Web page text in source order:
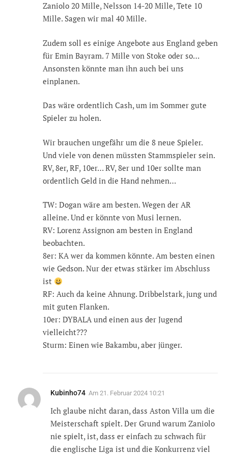
Zaniolo 20 Mille, Nelsson 14-20 Mille, Tete 10
Mille. Sagen wir mal 40 Mille.
Zudem soll es einige Angebote aus England geben
für Emin Bayram. 7 Mille von Stoke oder so…
Ansonsten könnte man ihn auch bei uns
einplanen.
Das wäre ordentlich Cash, um im Sommer gute
Spieler zu holen.
Wir brauchen ungefähr um die 8 neue Spieler.
Und viele von denen müssten Stammspieler sein.
RV, 8er, RF, 10er… RV, 8er und 10er sollte man
ordentlich Geld in die Hand nehmen…
TW: Dogan wäre am besten. Wegen der AR
alleine. Und er könnte von Musi lernen.
RV: Lorenz Assignon am besten in England
beobachten.
8er: KA wer da kommen könnte. Am besten einen
wie Gedson. Nur der etwas stärker im Abschluss
ist
RF: Auch da keine Ahnung. Dribbelstark, jung und
mit guten Flanken.
10er: DYBALA und einen aus der Jugend
vielleicht???
Sturm: Einen wie Bakambu, aber jünger.
Kubinho74 Am 21. Februar 2024 10:21
Ich glaube nicht daran, dass Aston Villa um die
Meisterschaft spielt. Der Grund warum Zaniolo
nie spielt, ist, dass er einfach zu schwach für
die englische Liga ist und die Konkurrenz viel